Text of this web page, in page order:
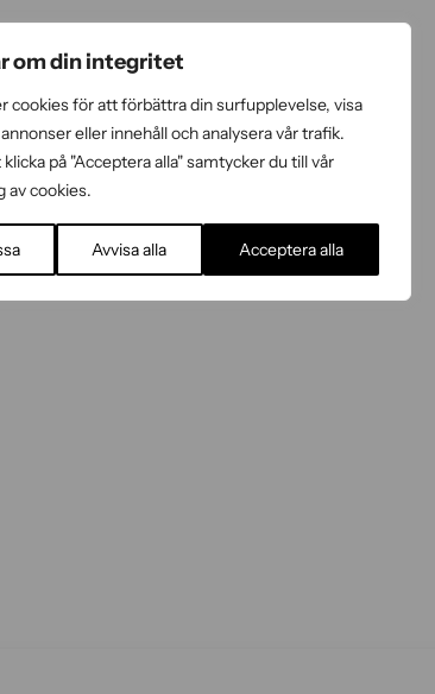
om din integritet
cookies för att förbättra din surfupplevelse, visa
eller innehåll och analysera vår trafik.
på "Acceptera alla" samtycker du till vår
av cookies.
Avvisa alla Acceptera alla
går också bra att ringa oss, mejla till
50% tack vare RUT-avdraget, vilket